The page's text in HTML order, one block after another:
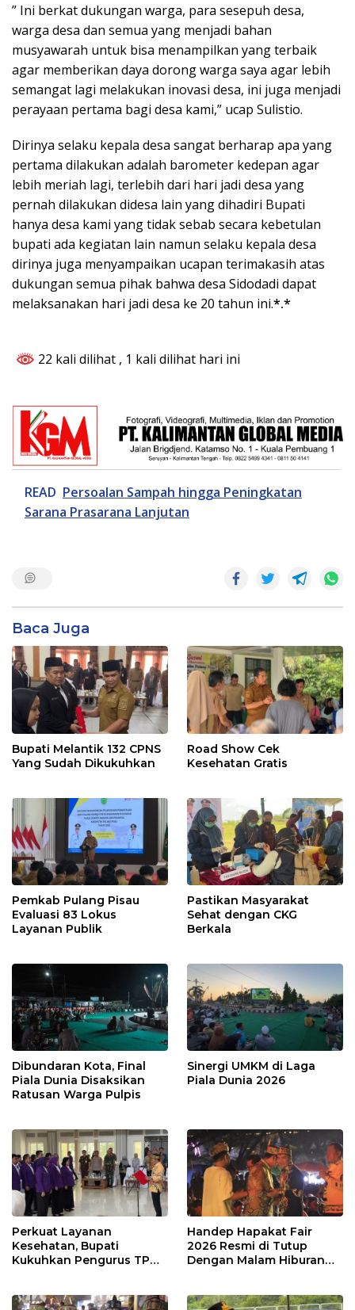
” Ini berkat dukungan warga, para sesepuh desa,
warga desa dan semua yang menjadi bahan
musyawarah untuk bisa menampilkan yang terbaik
agar memberikan daya dorong warga saya agar lebih
semangat lagi melakukan inovasi desa, ini juga menjadi
perayaan pertama bagi desa kami,” ucap Sulistio.
Dirinya selaku kepala desa sangat berharap apa yang
pertama dilakukan adalah barometer kedepan agar
lebih meriah lagi, terlebih dari hari jadi desa yang
pernah dilakukan didesa lain yang dihadiri Bupati
hanya desa kami yang tidak sebab secara kebetulan
bupati ada kegiatan lain namun selaku kepala desa
dirinya juga menyampaikan ucapan terimakasih atas
dukungan semua pihak bahwa desa Sidodadi dapat
melaksanakan hari jadi desa ke 20 tahun ini.*.*
22 kali dilihat , 1 kali dilihat hari ini
READ Persoalan Sampah hingga Peningkatan
Sarana Prasarana Lanjutan
Baca Juga
Bupati Melantik 132 CPNS
Yang Sudah Dikukuhkan
Road Show Cek
Kesehatan Gratis
Pemkab Pulang Pisau
Evaluasi 83 Lokus
Layanan Publik
Pastikan Masyarakat
Sehat dengan CKG
Berkala
Dibundaran Kota, Final
Piala Dunia Disaksikan
Ratusan Warga Pulpis
Sinergi UMKM di Laga
Piala Dunia 2026
Perkuat Layanan
Kesehatan, Bupati
Kukuhkan Pengurus TP
Handep Hapakat Fair
2026 Resmi di Tutup
Dengan Malam Hiburan